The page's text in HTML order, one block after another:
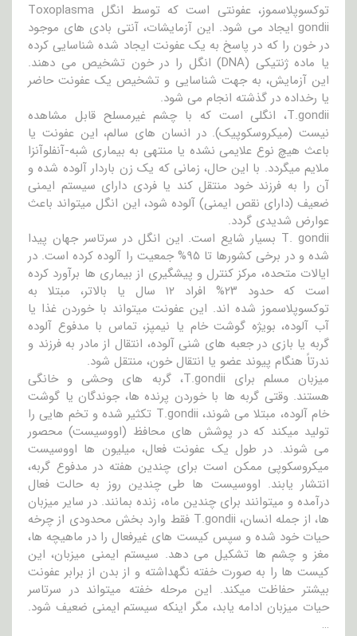
توکسوپلاسموز، عفونتی است که توسط انگل Toxoplasma
gondii ایجاد می شود. این آزمایشات، آنتی بادی های موجود
در خون را که در پاسخ به یک عفونت ایجاد شده شناسایی کرده
یا ماده ژنتیکی (DNA) انگل را در خون تشخیص می دهند.
این آزمایش، به جهت شناسایی و تشخیص یک عفونت حاضر
یا رخداده در گذشته انجام می شود.
T.gondii، انگلی است که با چشم غیرمسلح قابل مشاهده
نیست (میکروسکوپیک). در انسان های سالم، این عفونت یا
باعث هیچ نوع علایمی نشده یا منتهی به بیماری شبه-آنفلوآنزا
ملایم میگردد. با این حال، زمانی که یک زن باردار آلوده شده و
آن را به فرزند خود منتقل کند یا فردی دارای سیستم ایمنی
ضعیف (دارای نقص ایمنی) آلوده شود، این انگل میتواند باعث
عوارض شدیدی گردد.
T. gondii بسیار شایع است. این انگل در سرتاسر جهان پیدا
شده و در برخی کشورها تا ۹۵% جمعیت را آلوده کرده است. در
ایالات متحده، مرکز کنترل و پیشگیری از بیماری ها برآورد کرده
است که حدود ۲۳% افراد ۱۲ سال یا بالاتر، مبتلا به
توکسوپلاسموز شده اند. این عفونت میتواند با خوردن غذا یا
آب آلوده، بویژه گوشت خام یا نیمپز، تماس با مدفوع آلوده
گربه یا بازی در جعبه های شنی آلوده، انتقال از مادر به فرزند و
ندرتاً هنگام پیوند عضو یا انتقال خون، منتقل شود.
میزبان مسلم برای T.gondii، گربه های وحشی و خانگی
هستند. وقتی گربه ها با خوردن پرنده ها، جوندگان یا گوشت
خام آلوده، مبتلا می شوند، T.gondii تکثیر شده و تخم هایی را
تولید میکند که در پوشش های محافظ (اووسیست) محصور
می شوند. در طول یک عفونت فعال، میلیون ها اووسیست
میکروسکوپی ممکن است برای چندین هفته در مدفوع گربه،
انتشار یابند. اووسیست ها طی چندین روز به حالت فعال
درآمده و میتوانند برای چندین ماه، زنده بمانند. در سایر میزبان
ها، از جمله انسان، T.gondii فقط وارد بخش محدودی از چرخه
حیات خود شده و سپس کیست های غیرفعال را در ماهیچه ها،
مغز و چشم ها تشکیل می دهد. سیستم ایمنی میزبان، این
کیست ها را به صورت خفته نگهداشته و از بدن از برابر عفونت
بیشتر حفاظت میکند. این مرحله خفته میتواند در سرتاسر
حیات میزبان ادامه یابد، مگر اینکه سیستم ایمنی ضعیف شود.
…